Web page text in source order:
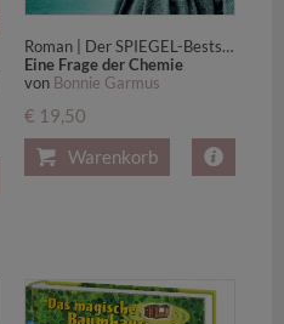
Roman | Der SPIEGEL-Bestseller #1 Taschenbuch
Eine Frage der Chemie
von Bonnie Garmus
€ 19,50
Warenkorb